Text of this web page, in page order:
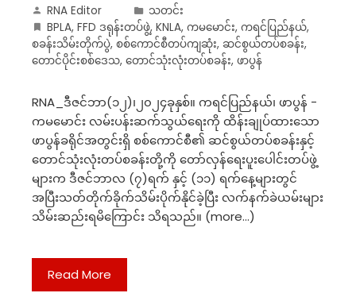
RNA Editor
သတင်း
BPLA, FFD ဒရုန်းတပ်ဖွဲ့, KNLA, ကမမောင်း, ကရင်ပြည်နယ်,
စခန်းသိမ်းတိုက်ပွဲ, စစ်ကောင်စီတပ်ကျဆုံး, ဆင်စွယ်တပ်စခန်း,
တောင်ပိုင်းစစ်ဒေသ, တောင်သုံးလုံးတပ်စခန်း, ဖာပွန်
RNA_ဒီဇင်ဘာ(၁၂)၊၂၀၂၄ခုနှစ်။ ကရင်ပြည်နယ်၊ ဖာပွန် -
ကမမောင်း လမ်းပန်းဆက်သွယ်ရေးကို ထိန်းချုပ်ထားသော
ဖာပွန်ခရိုင်အတွင်းရှိ စစ်ကောင်စီ၏ ဆင်စွယ်တပ်စခန်းနှင့်
တောင်သုံးလုံးတပ်စခန်းတို့ကို တော်လှန်ရေးပူးပေါင်းတပ်ဖွဲ့
များက ဒီဇင်ဘာလ (၇)ရက် နှင့် (၁၁) ရက်နေ့များတွင်
အပြီးသတ်တိုက်ခိုက်သိမ်းပိုက်နိုင်ခဲ့ပြီး လက်နက်ခဲယမ်းများ
သိမ်းဆည်းရမိကြောင်း သိရသည်။ (more…)
Read More